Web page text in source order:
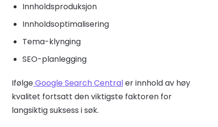
Innholdsproduksjon
Innholdsoptimalisering
Tema-klynging
SEO-planlegging
IfølgeGoogle Search Centraler innhold av høy
kvalitet fortsatt den viktigste faktoren for
langsiktig suksess i søk.